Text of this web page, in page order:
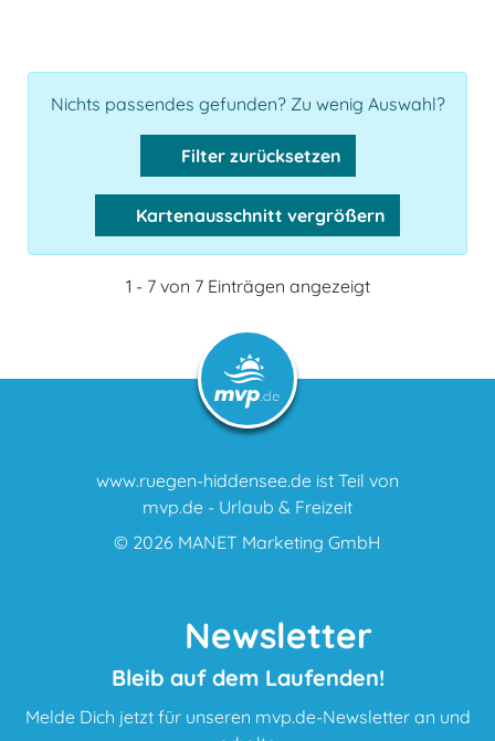
Nichts passendes gefunden? Zu wenig Auswahl?
Filter zurücksetzen
Kartenausschnitt vergrößern
1 - 7 von 7 Einträgen angezeigt
www.ruegen-hiddensee.de ist Teil von
mvp.de - Urlaub & Freizeit
© 2026 MANET Marketing GmbH
Newsletter
Bleib auf dem Laufenden!
Melde Dich jetzt für unseren mvp.de-Newsletter an und